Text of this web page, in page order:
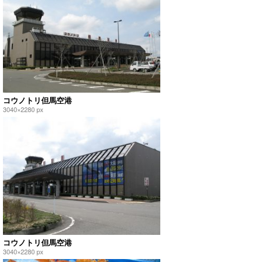
コウノトリ但馬空港
3040×2280 px
コウノトリ但馬空港
3040×2280 px